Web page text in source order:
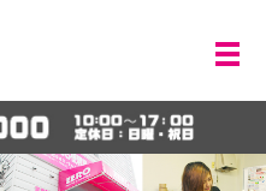
メ